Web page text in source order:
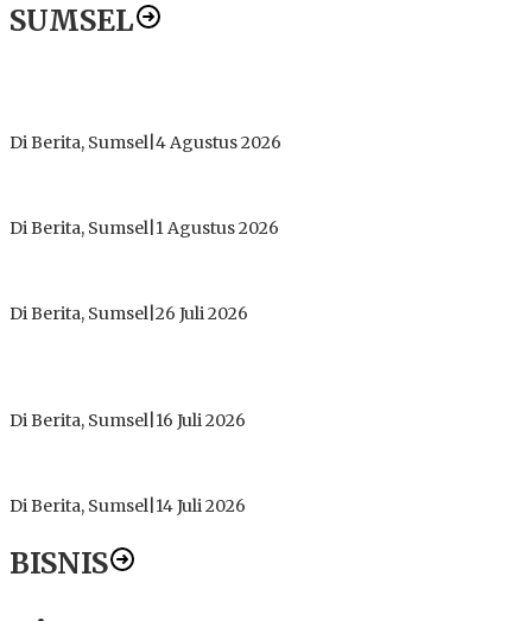
SUMSEL
Di Berita, Sumsel 4 Agustus 2026
Di Berita, Sumsel 1 Agustus 2026
Di Berita, Sumsel 26 Juli 2026
Di Berita, Sumsel 16 Juli 2026
Di Berita, Sumsel 14 Juli 2026
BISNIS